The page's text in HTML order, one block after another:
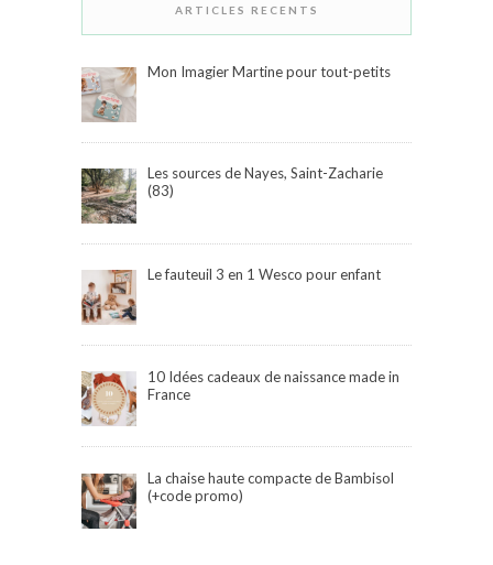
ARTICLES RECENTS
Mon Imagier Martine pour tout-petits
Les sources de Nayes, Saint-Zacharie
(83)
Le fauteuil 3 en 1 Wesco pour enfant
10 Idées cadeaux de naissance made in
France
La chaise haute compacte de Bambisol
(+code promo)